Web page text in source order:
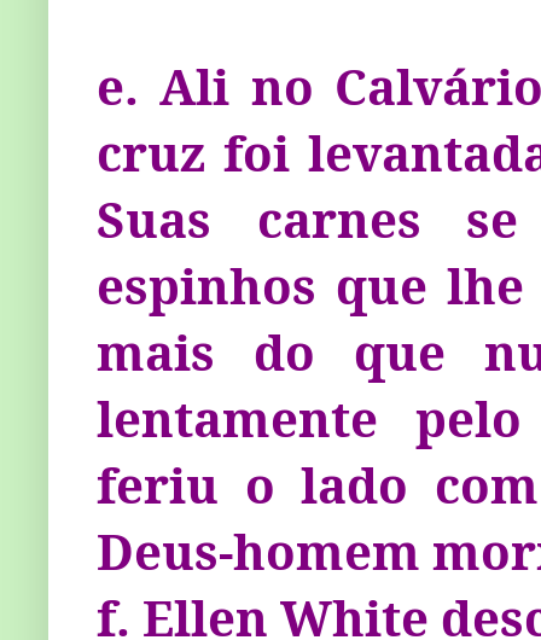
e. Ali no
cruz foi
Suas carnes
espinhos que
mais do que
lentamente
feriu o lado
Deus-homem
f. Ellen White